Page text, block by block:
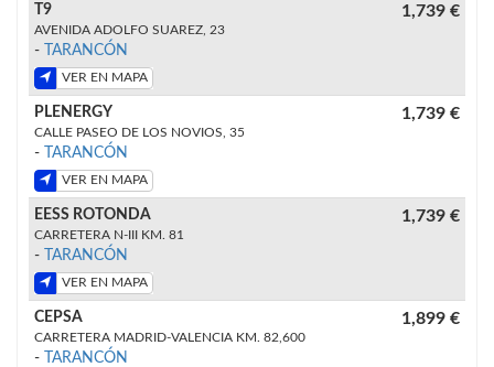
T9
AVENIDA ADOLFO SUAREZ, 23
- TARANCÓN
VER EN MAPA
1,739 €
PLENERGY
CALLE PASEO DE LOS NOVIOS, 35
- TARANCÓN
VER EN MAPA
1,739 €
EESS ROTONDA
CARRETERA N-III KM. 81
- TARANCÓN
VER EN MAPA
1,739 €
CEPSA
CARRETERA MADRID-VALENCIA KM. 82,600
- TARANCÓN
1,899 €